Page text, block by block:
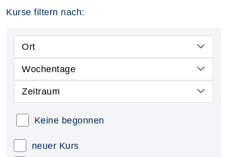
Kurse filtern nach:
Ort
Wochentage
Zeitraum
Keine begonnen
neuer Kurs